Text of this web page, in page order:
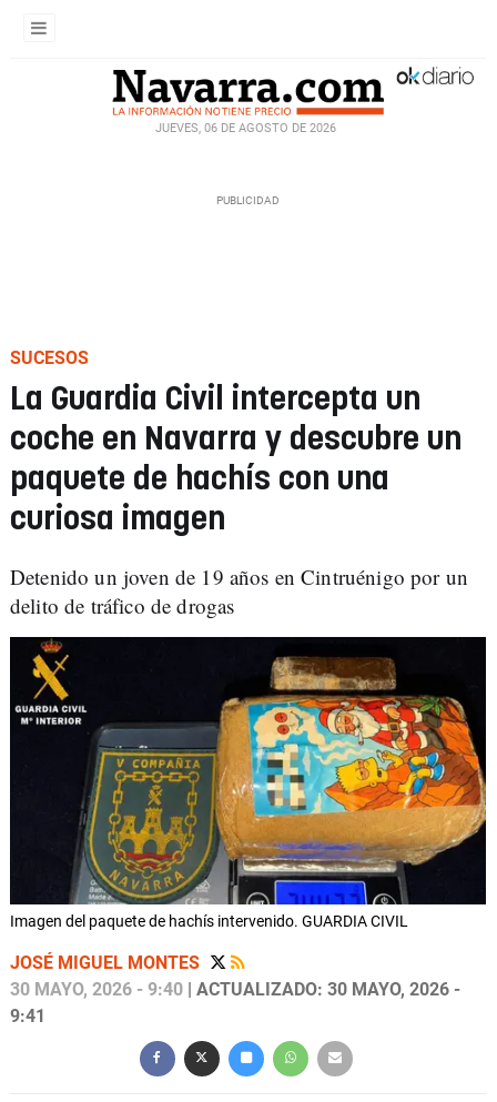
JUEVES, 06 DE AGOSTO DE 2026
SUCESOS
La Guardia Civil intercepta un
coche en Navarra y descubre un
paquete de hachís con una
curiosa imagen
Detenido un joven de 19 años en Cintruénigo por un
delito de tráfico de drogas
Imagen del paquete de hachís intervenido. GUARDIA CIVIL
JOSÉ MIGUEL MONTES
30 MAYO, 2026 - 9:40 | ACTUALIZADO: 30 MAYO, 2026 -
9:41